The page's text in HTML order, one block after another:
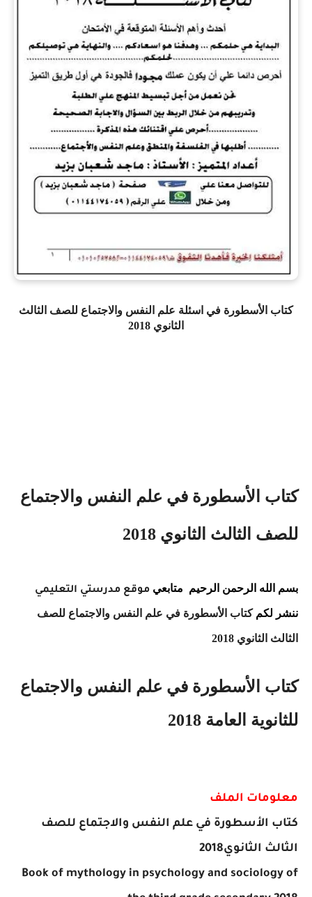
كتاب الأسطورة في اسئلة علم النفس والاجتماع للصف الثالث
الثانوي 2018
كتاب الأسطورة في علم النفس والاجتماع
للصف الثالث الثانوي 2018
بسم الله الرحمن الرحيم متابعي موقع مدرستي التعليمي
ننشر لكم كتاب الأسطورة في علم النفس والاجتماع للصف
الثالث الثانوي 2018
كتاب الأسطورة في علم النفس والاجتماع
للثانوية العامة 2018
معلومات الملف
كتاب الأسطورة في علم النفس والاجتماع للصف
الثالث الثانوي2018
Book of mythology in psychology and sociology of